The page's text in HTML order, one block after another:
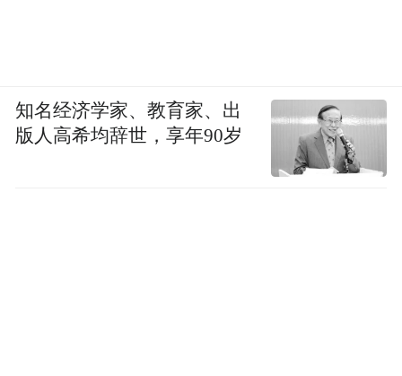
知名经济学家、教育家、出
版人高希均辞世，享年90岁